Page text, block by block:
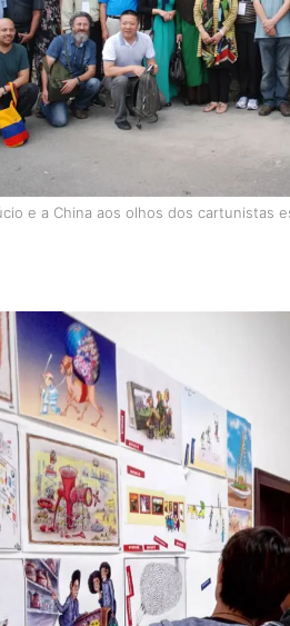
e a China aos olhos dos cartunistas